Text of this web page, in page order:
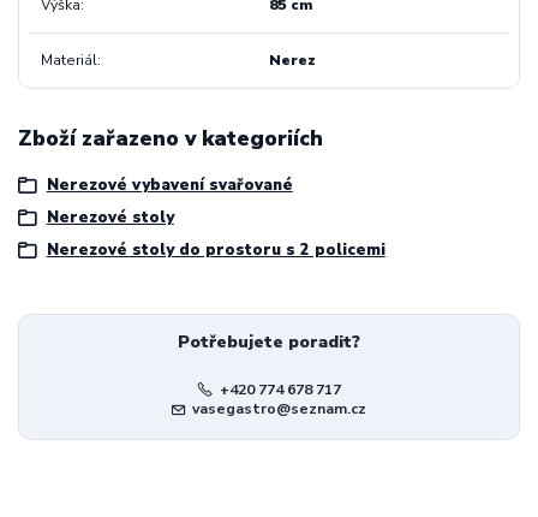
Výška 85 cm
Materiál Nerez
Zboží zařazeno v kategoriích
Nerezové vybavení svařované
Nerezové stoly
Nerezové stoly do prostoru s 2 policemi
Potřebujete poradit?
+420 774 678 717
vasegastro@seznam.cz